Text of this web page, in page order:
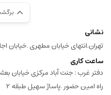
نشانی
تهران.انتهای خیابان مطهری .خیابان اجاره
ساعت کاری
دفتر غرب : جنت آباد مرکزی خیابان
راه امین حضور .پاساژ سهیل طبقه 2